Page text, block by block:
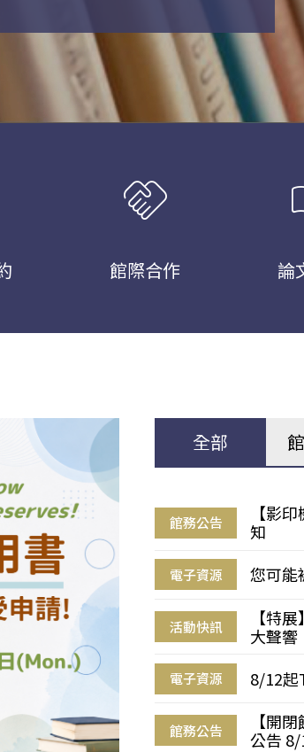
handshake
館際合作 論
全部
館務公告
【影
知
電子資源 您可能
活動快訊
【特
大聲響
電子資源 8/12起
館務公告
【開
公告